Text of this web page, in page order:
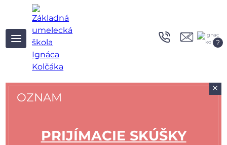
?
OZNAM
PRIJÍMACIE SKÚŠKY
+